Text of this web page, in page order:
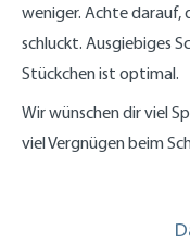
weniger. Achte darauf,
schluckt. Ausgiebiges
Stückchen ist optimal.
Wir wünschen dir viel
viel Vergnügen beim